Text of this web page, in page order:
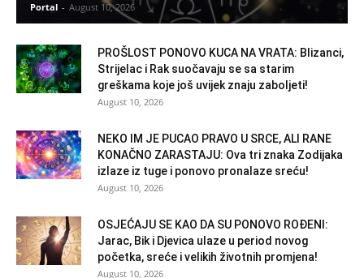
Portal - August 10, 2026
PROŠLOST PONOVO KUCA NA VRATA: Blizanci,
Strijelac i Rak suočavaju se sa starim
greškama koje još uvijek znaju zaboljeti!
August 10, 2026
NEKO IM JE PUCAO PRAVO U SRCE, ALI RANE
KONAČNO ZARASTAJU: Ova tri znaka Zodijaka
izlaze iz tuge i ponovo pronalaze sreću!
August 10, 2026
OSJEĆAJU SE KAO DA SU PONOVO ROĐENI:
Jarac, Bik i Djevica ulaze u period novog
početka, sreće i velikih životnih promjena!
August 10, 2026